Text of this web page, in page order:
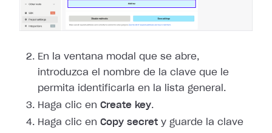
En la ventana modal que se abre,
introduzca el nombre de la clave que le
permita identificarla en la lista general.
Haga clic en Create key.
Haga clic en Copy secret y guarde la clave